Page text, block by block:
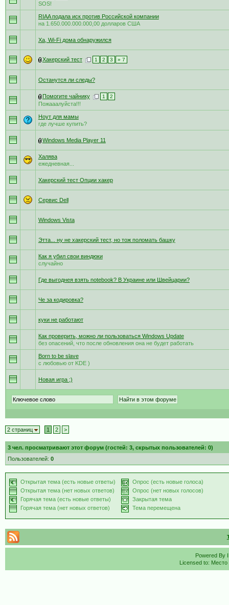
SOS!
RIAA подала иск против Российской компании
на 1.650.000.000.000,00 долларов США
Ха, Wi-Fi дома обнаружился
Хакерский тест 1 2 3 » 7
Останутся ли следы?
Помогите чайнику 1 2
Пожааалуйста!!!
Ноут для мамы
где лучше купить?
Windows Media Player 11
Халява
ежедневная...
Хакерский тест Опции хакер
Сервис Dell
Windows Vista
Этта... ну не хакерский тест, но тож поломать башку
Как я убил свои виндюки
случайно
Где выгоднея взять notebook? В Украине или Швейцарии?
Че за кодировка?
куки не работают
Как проверить, можно ли пользоваться Windows Update
без опасений, что после обновления она не будет работать
Born to be slave
с любовью от KDE )
Новая игра ;)
2 страниц 1 2 >
3чел. просматривают этот форум (гостей: 3, скрытых пользователей: 0)
Пользователей: 0
Открытая тема (есть новые ответы)
Открытая тема (нет новых ответов)
Горячая тема (есть новые ответы)
Горячая тема (нет новых ответов)
Опрос (есть новые голоса)
Опрос (нет новых голосов)
Закрытая тема
Тема перемещена
Powered By
Licensed to: